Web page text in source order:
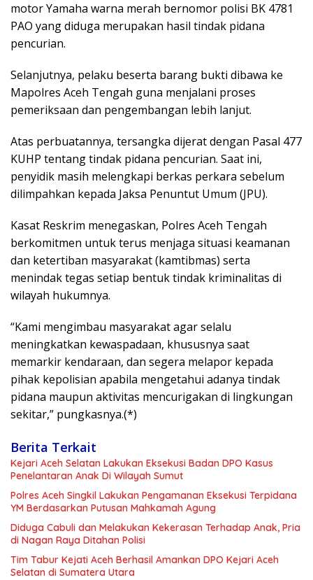
motor Yamaha warna merah bernomor polisi BK 4781
PAO yang diduga merupakan hasil tindak pidana
pencurian.
Selanjutnya, pelaku beserta barang bukti dibawa ke
Mapolres Aceh Tengah guna menjalani proses
pemeriksaan dan pengembangan lebih lanjut.
Atas perbuatannya, tersangka dijerat dengan Pasal 477
KUHP tentang tindak pidana pencurian. Saat ini,
penyidik masih melengkapi berkas perkara sebelum
dilimpahkan kepada Jaksa Penuntut Umum (JPU).
Kasat Reskrim menegaskan, Polres Aceh Tengah
berkomitmen untuk terus menjaga situasi keamanan
dan ketertiban masyarakat (kamtibmas) serta
menindak tegas setiap bentuk tindak kriminalitas di
wilayah hukumnya.
“Kami mengimbau masyarakat agar selalu
meningkatkan kewaspadaan, khususnya saat
memarkir kendaraan, dan segera melapor kepada
pihak kepolisian apabila mengetahui adanya tindak
pidana maupun aktivitas mencurigakan di lingkungan
sekitar,” pungkasnya.(*)
Berita Terkait
Kejari Aceh Selatan Lakukan Eksekusi Badan DPO Kasus
Penelantaran Anak Di Wilayah Sumut
Polres Aceh Singkil Lakukan Pengamanan Eksekusi Terpidana
YM Berdasarkan Putusan Mahkamah Agung
Diduga Cabuli dan Melakukan Kekerasan Terhadap Anak, Pria
di Nagan Raya Ditahan Polisi
Tim Tabur Kejati Aceh Berhasil Amankan DPO Kejari Aceh
Selatan di Sumatera Utara